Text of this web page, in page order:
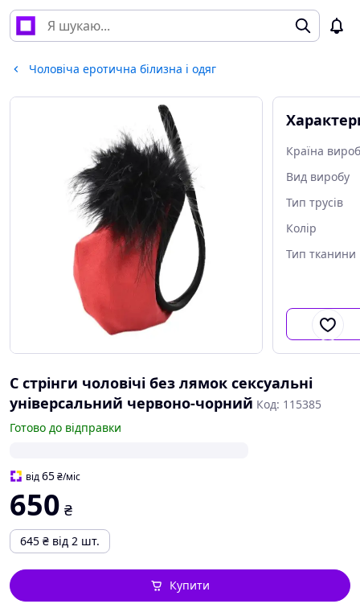
Чоловіча еротична білизна і одяг
Країна
Вид виробу
Тип трусів
Колір
Тип тканини
С стрінги чоловічі без лямок сексуальні
універсальний червоно-чорний Код: 115385
Готово до відправки
від65₴/міс
650 ₴
645 ₴ від 2 шт.
Купити